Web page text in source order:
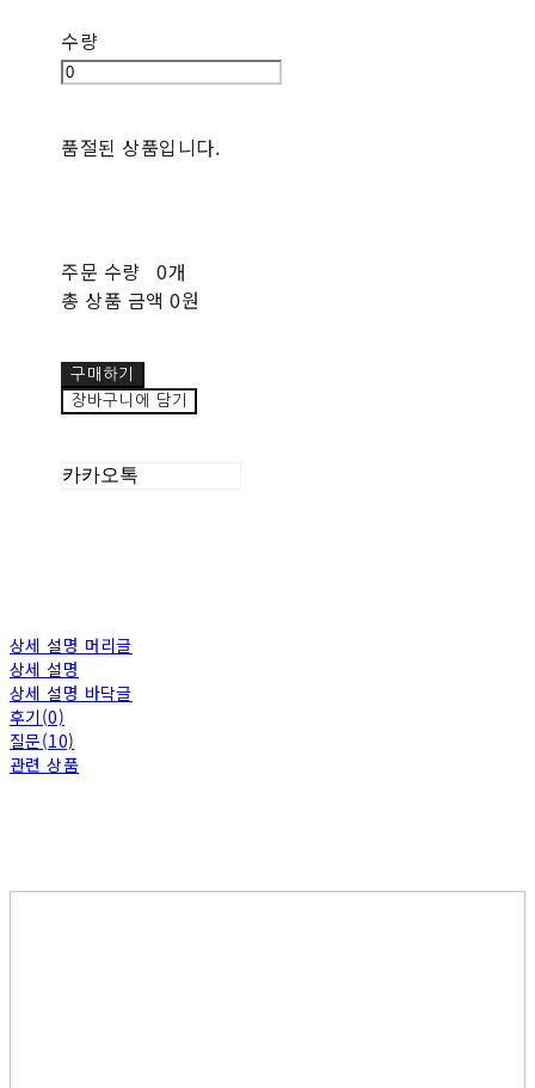
수량
품절된 상품입니다.
주문 수량 0개
총 상품 금액 0원
구매하기
장바구니에 담기
카카오톡
상세 설명 머리글
상세 설명
상세 설명 바닥글
후기(0)
질문(10)
관련 상품